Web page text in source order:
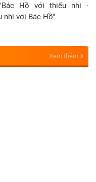
Hồ với thiếu nhi -
nhi với Bác Hồ"
Xem thêm